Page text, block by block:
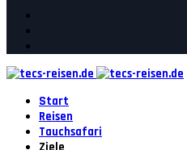
Start
Reisen
Tauchsafari